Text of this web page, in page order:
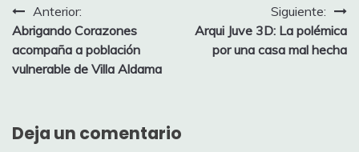
Navegación
de
entradas
Anterior:
Abrigando Corazones
acompaña a población
vulnerable de Villa Aldama
Siguiente:
Arqui Juve 3D: La polémica
por una casa mal hecha
Deja un comentario